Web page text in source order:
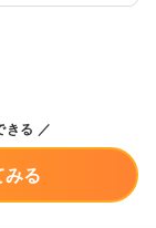
きる
みる